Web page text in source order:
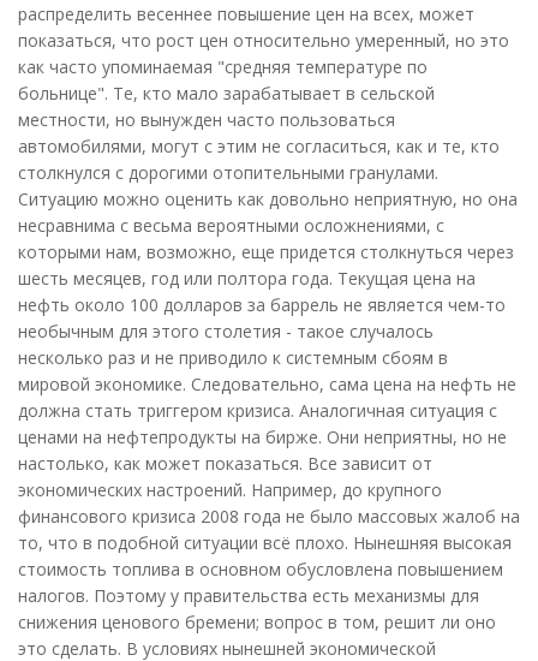
распределить весеннее повышение цен на всех, может
показаться, что рост цен относительно умеренный, но это
как часто упоминаемая "средняя температуре по
больнице". Те, кто мало зарабатывает в сельской
местности, но вынужден часто пользоваться
автомобилями, могут с этим не согласиться, как и те, кто
столкнулся с дорогими отопительными гранулами.
Ситуацию можно оценить как довольно неприятную, но она
несравнима с весьма вероятными осложнениями, с
которыми нам, возможно, еще придется столкнуться через
шесть месяцев, год или полтора года. Текущая цена на
нефть около 100 долларов за баррель не является чем-то
необычным для этого столетия - такое случалось
несколько раз и не приводило к системным сбоям в
мировой экономике. Следовательно, сама цена на нефть не
должна стать триггером кризиса. Аналогичная ситуация с
ценами на нефтепродукты на бирже. Они неприятны, но не
настолько, как может показаться. Все зависит от
экономических настроений. Например, до крупного
финансового кризиса 2008 года не было массовых жалоб на
то, что в подобной ситуации всё плохо. Нынешняя высокая
стоимость топлива в основном обусловлена повышением
налогов. Поэтому у правительства есть механизмы для
снижения ценового бремени; вопрос в том, решит ли оно
это сделать. В условиях нынешней экономической